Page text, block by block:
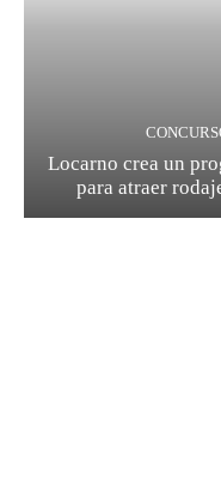
Locarno crea un
para atraer